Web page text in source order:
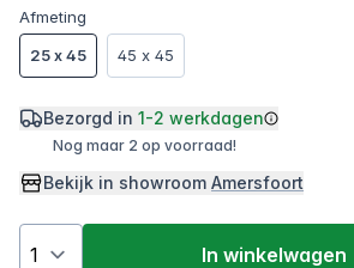
Afmeting
25 x 45
45 x 45
Bezorgd in 1-2 werkdagen
Nog maar 2 op voorraad!
Bekijk in showroom Amersfoort
In winkelwagen